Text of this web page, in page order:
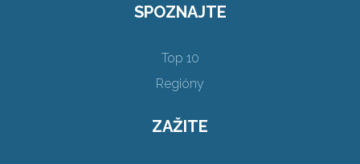
SPOZNAJTE
Top 10
Regióny
ZAŽITE